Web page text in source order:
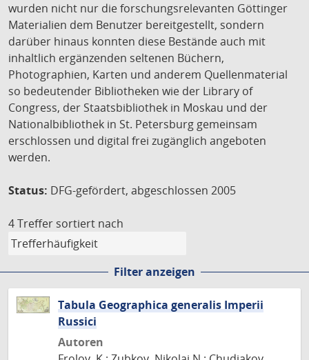
wurden nicht nur die forschungsrelevanten Göttinger
Materialien dem Benutzer bereitgestellt, sondern
darüber hinaus konnten diese Bestände auch mit
inhaltlich ergänzenden seltenen Büchern,
Photographien, Karten und anderem Quellenmaterial
so bedeutender Bibliotheken wie der Library of
Congress, der Staatsbibliothek in Moskau und der
Nationalbibliothek in St. Petersburg gemeinsam
erschlossen und digital frei zugänglich angeboten
werden.
Status: DFG-gefördert, abgeschlossen 2005
4 Treffer sortiert nach
Filter anzeigen
Tabula Geographica generalis Imperii
Russici
Autoren